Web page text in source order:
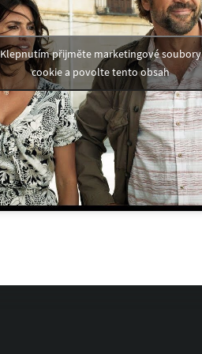
Klepnutím přijměte marketingové soubory
cookie a povolte tento obsah